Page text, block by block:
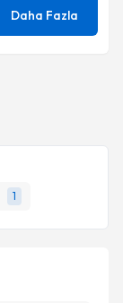
1
Daha Fazla